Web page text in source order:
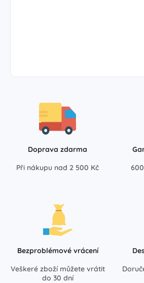
Doprava zdarma
Při nákupu nad 2 500 Kč
Bezproblémové vrácení
Veškeré zboží můžete vrátit
do 30 dní